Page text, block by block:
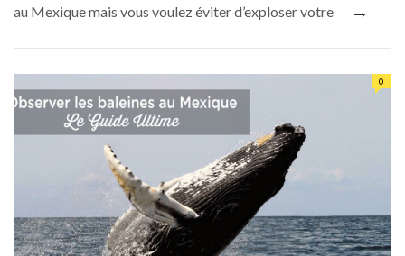
au Mexique mais vous voulez éviter d’exploser votre
→
0